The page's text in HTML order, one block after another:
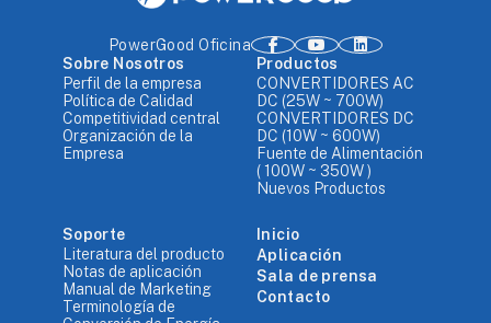
PowerGood Oficina
Sobre Nosotros
Perfil de la empresa
Política de Calidad
Competitividad central
Organización de la
Empresa
Productos
CONVERTIDORES AC
DC (25W ~ 700W)
CONVERTIDORES DC
DC (10W ~ 600W)
Fuente de Alimentación
( 100W ~ 350W )
Nuevos Productos
Soporte
Literatura del producto
Notas de aplicación
Manual de Marketing
Terminología de
Inicio
Aplicación
Sala de prensa
Contacto